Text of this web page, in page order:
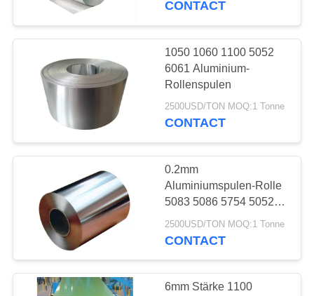
CONTACT
1050 1060 1100 5052
6061 Aluminium-
Rollenspulen
2500USD/TON MOQ:1 Tonne
CONTACT
0.2mm
Aluminiumspulen-Rolle
5083 5086 5754 5052
3003 H24 O H14
2500USD/TON MOQ:1 Tonne
CONTACT
6mm Stärke 1100